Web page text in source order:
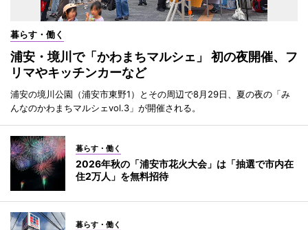
暮らす・働く
浦安・境川で「かわまちマルシェ」 初の夜開催、フ
リマやキッチンカーなど
浦安の境川公園（浦安市東野1）とその周辺で8月29日、夏の夜の「み
んなのかわまちマルシェvol.3」が開催される。
暮らす・働く
2026年秋の「浦安市花火大会」は「抽選で市内在
住2万人」を無料招待
暮らす・働く